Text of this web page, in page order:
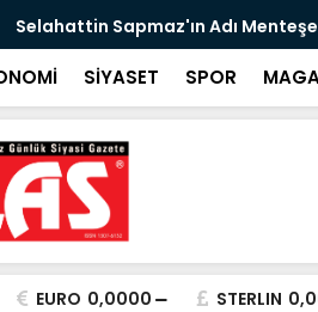
Selahattin Sapmaz'ın Adı
SİYASET SPOR
EURO 0,0000 STERLIN